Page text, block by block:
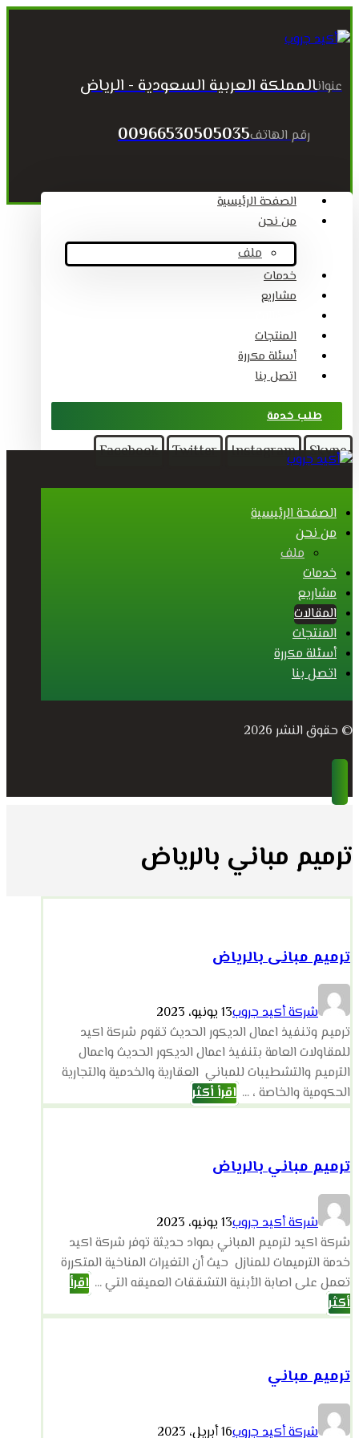
عنوانالمملكة العربية السعودية - الرياض
رقم الهاتف00966530505035
الصفحة الرئيسية
من نحن
ملف
خدمات
مشاريع
المنتجات
أسئلة مكررة
اتصل بنا
طلب خدمة
Facebook Twitter Instagram Skype
الصفحة الرئيسية
من نحن
ملف
خدمات
مشاريع
المقالات
المنتجات
أسئلة مكررة
اتصل بنا
© حقوق النشر 2026
ترميم مباني بالرياض
ترميم مبانى بالرياض
شركة أكيد جروب13 يونيو، 2023
ترميم وتنفيذ اعمال الديكور الحديث تقوم شركة اكيد
للمقاولات العامة بتنفيذ اعمال الديكور الحديث واعمال
الترميم والتشطيبات للمباني العقارية والخدمية والتجارية
الحكومية والخاصة ، ... اقرأ أكثر
ترميم مباني بالرياض
شركة أكيد جروب13 يونيو، 2023
شركة اكيد لترميم المباني بمواد حديثة توفر شركة اكيد
خدمة الترميمات للمنازل حيث أن التغيرات المناخية المتكررة
تعمل على اصابة الأبنية التشققات العميقه التي ... اقرأ
أكثر
ترميم مباني
شركة أكيد جروب16 أبريل، 2023